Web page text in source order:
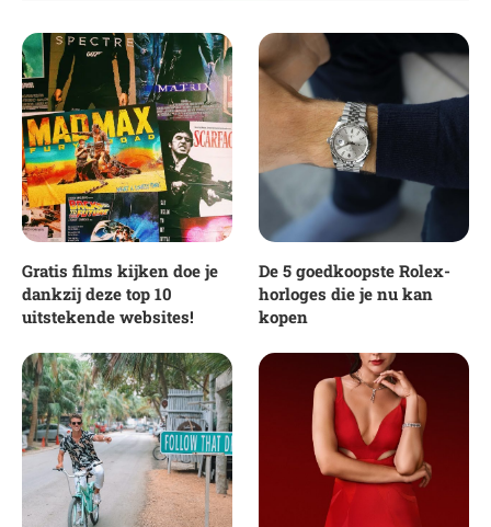
Gratis films kijken doe je
dankzij deze top 10
uitstekende websites!
De 5 goedkoopste Rolex-
horloges die je nu kan
kopen